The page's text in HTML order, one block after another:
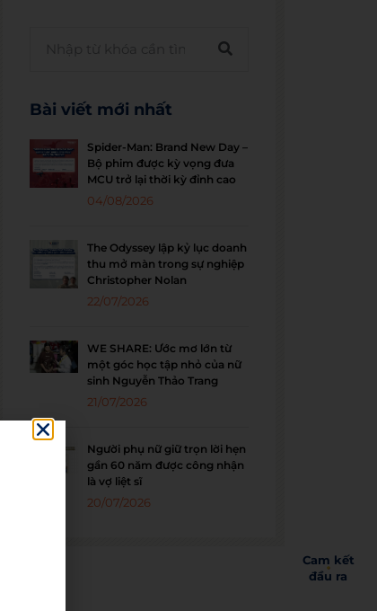
Bài viết mới nhất
Spider-Man: Brand New Day –
Bộ phim được kỳ vọng đưa
MCU trở lại thời kỳ đỉnh cao
04/08/2026
The Odyssey lập kỷ lục doanh
thu mở màn trong sự nghiệp
Christopher Nolan
22/07/2026
WE SHARE: Ước mơ lớn từ
một góc học tập nhỏ của nữ
sinh Nguyễn Thảo Trang
21/07/2026
Người phụ nữ giữ trọn lời hẹn
gần 60 năm được công nhận
là vợ liệt sĩ
20/07/2026
Cam kết
đầu ra